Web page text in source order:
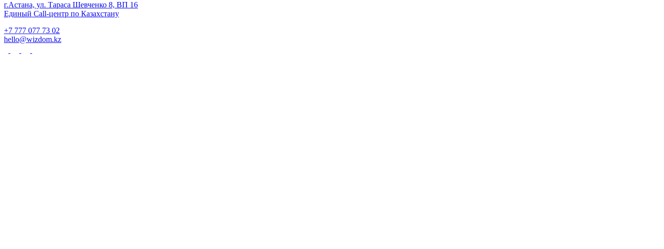
г.Астана, ул. Тараса Шевченко 8, ВП 16
Единый Call-центр по Казахстану
+7 777 077 73 02
hello@wizdom.kz